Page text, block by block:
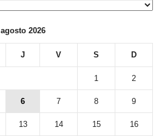
agosto 2026
J V S D
1 2
6 7 8 9
13 14 15 16